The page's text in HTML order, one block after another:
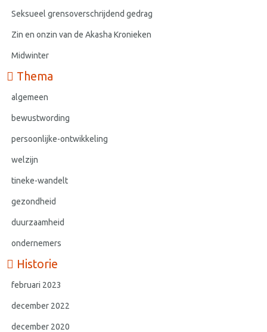
Seksueel grensoverschrijdend gedrag
Zin en onzin van de Akasha Kronieken
Midwinter
Thema
algemeen
bewustwording
persoonlijke-ontwikkeling
welzijn
tineke-wandelt
gezondheid
duurzaamheid
ondernemers
Historie
februari 2023
december 2022
december 2020